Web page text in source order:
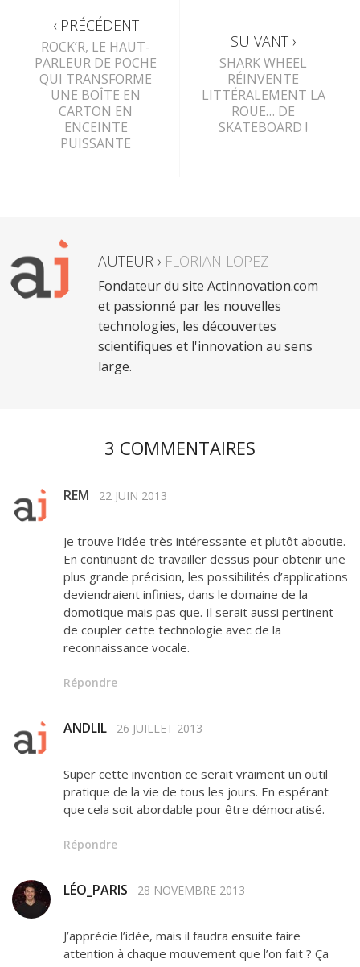
‹ PRÉCÉDENT
ROCK’R, LE HAUT-
PARLEUR DE POCHE
QUI TRANSFORME
UNE BOÎTE EN
CARTON EN
ENCEINTE
PUISSANTE
SUIVANT ›
SHARK WHEEL
RÉINVENTE
LITTÉRALEMENT LA
ROUE… DE
SKATEBOARD !
AUTEUR › FLORIAN LOPEZ
Fondateur du site Actinnovation.com
et passionné par les nouvelles
technologies, les découvertes
scientifiques et l'innovation au sens
large.
3 COMMENTAIRES
REM 22 JUIN 2013
Je trouve l’idée très intéressante et plutôt aboutie.
En continuant de travailler dessus pour obtenir une
plus grande précision, les possibilités d’applications
deviendraient infinies, dans le domaine de la
domotique mais pas que. Il serait aussi pertinent
de coupler cette technologie avec de la
reconnaissance vocale.
Répondre
ANDLIL 26 JUILLET 2013
Super cette invention ce serait vraiment un outil
pratique de la vie de tous les jours. En espérant
que cela soit abordable pour être démocratisé.
Répondre
LÉO_PARIS 28 NOVEMBRE 2013
J’apprécie l’idée, mais il faudra ensuite faire
attention à chaque mouvement que l’on fait ? Ça